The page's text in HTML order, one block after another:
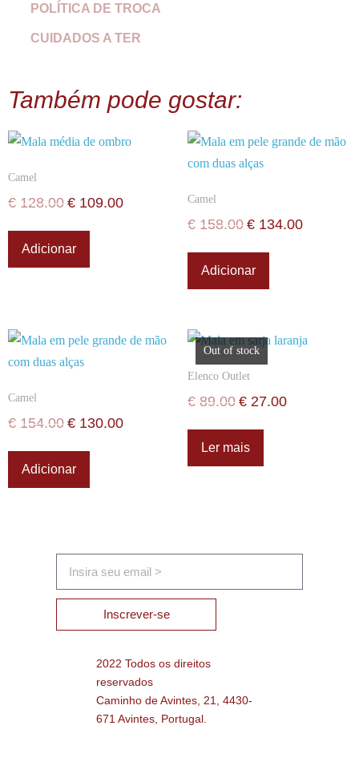
POLÍTICA DE TROCA
CUIDADOS A TER
Também pode gostar:
Camel
€ 128.00 € 109.00
Adicionar
Camel
€ 158.00 € 134.00
Adicionar
Camel
€ 154.00 € 130.00
Adicionar
Out of stock
Elenco Outlet
€ 89.00 € 27.00
Ler mais
Inscrever-se
2022 Todos os direitos
reservados
Caminho de Avintes, 21, 4430-
671 Avintes, Portugal.